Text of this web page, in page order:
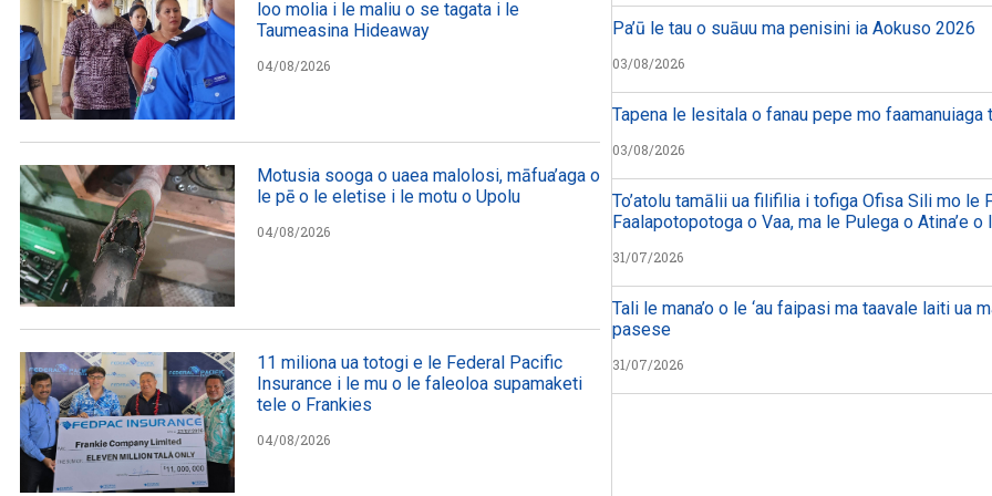
loo molia i le maliu o se tagata i le
Taumeasina Hideaway
04/08/2026
Motusia sooga o uaea malolosi, māfua’aga o
le pē o le eletise i le motu o Upolu
04/08/2026
11 miliona ua totogi e le Federal Pacific
Insurance i le mu o le faleoloa supamaketi
tele o Frankies
04/08/2026
Pa’ū le tau o suāuu ma penisini ia Aokuso 2026
03/08/2026
Tapena le lesitala o fanau pepe mo faamanuiaga
03/08/2026
To’atolu tamālii ua filifilia i tofiga Ofisa Sili mo le
Faalapotopotoga o Vaa, ma le Pulega o Atina’e o
31/07/2026
Tali le mana’o o le ‘au faipasi ma taavale laiti ua
pasese
31/07/2026